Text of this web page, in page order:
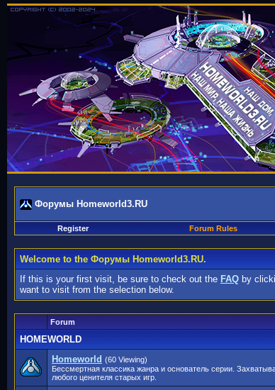
Форумы Homeworld3.RU
Register
Forum Rules
Welcome to the Форумы Homeworld3.RU.
If this is your first visit, be sure to check out the FAQ by
want to visit from the selection below.
Forum
HOMEWORLD
Homeworld (60 Viewing)
Бессмертная классика жанра и основатель серии.
любого ценителя старых игр.